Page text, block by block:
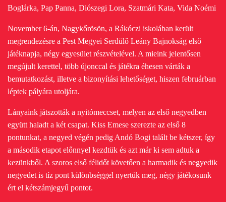
Boglárka, Pap Panna, Diószegi Lora, Szatmári Kata, Vida Noémi
November 6-án, Nagykőrösön, a Rákóczi iskolában került
megrendezésre a Pest Megyei Serdülő Leány Bajnokság első
játéknapja, négy egyesület részvételével. A mieink jelentősen
megújult kerettel, több újonccal és játékra éhesen várták a
bemutatkozást, illetve a bizonyítási lehetőséget, hiszen februárban
léptek pályára utoljára.
Lányaink játszották a nyitómeccset, melyen az első negyedben
együtt haladt a két csapat. Kiss Emese szerezte az első 8
pontunkat, a negyed végén pedig Andó Bogi talált be kétszer, így
a második etapot előnnyel kezdtük és azt már ki sem adtuk a
kezünkből. A szoros első félidőt követően a harmadik és negyedik
negyedet is tíz pont különbséggel nyertük meg, négy játékosunk
ért el kétszámjegyű pontot.